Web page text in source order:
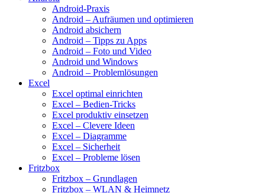
Android-Praxis
Android – Aufräumen und optimieren
Android absichern
Android – Tipps zu Apps
Android – Foto und Video
Android und Windows
Android – Problemlösungen
Excel
Excel optimal einrichten
Excel – Bedien-Tricks
Excel produktiv einsetzen
Excel – Clevere Ideen
Excel – Diagramme
Excel – Sicherheit
Excel – Probleme lösen
Fritzbox
Fritzbox – Grundlagen
Fritzbox – WLAN & Heimnetz